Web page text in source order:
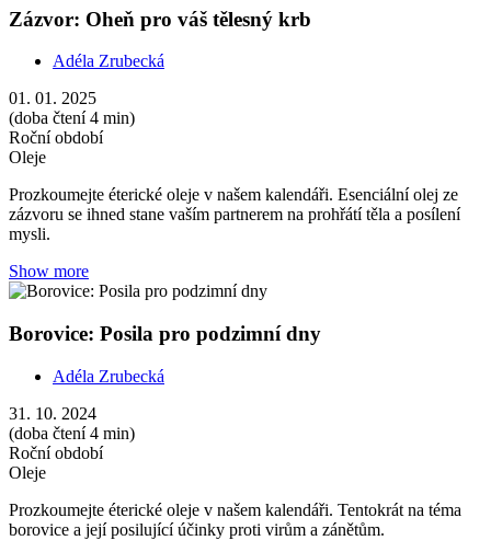
Zázvor: Oheň pro váš tělesný krb
Adéla Zrubecká
01. 01. 2025
(doba čtení 4 min)
Roční období
Oleje
Prozkoumejte éterické oleje v našem kalendáři. Esenciální olej ze
zázvoru se ihned stane vaším partnerem na prohřátí těla a posílení
mysli.
Show more
Borovice: Posila pro podzimní dny
Adéla Zrubecká
31. 10. 2024
(doba čtení 4 min)
Roční období
Oleje
Prozkoumejte éterické oleje v našem kalendáři. Tentokrát na téma
borovice a její posilující účinky proti virům a zánětům.